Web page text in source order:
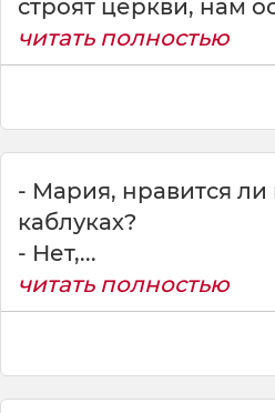
строят церкви, нам
читать полностью
- Мария, нравится ли
каблуках?
- Нет,...
читать полностью